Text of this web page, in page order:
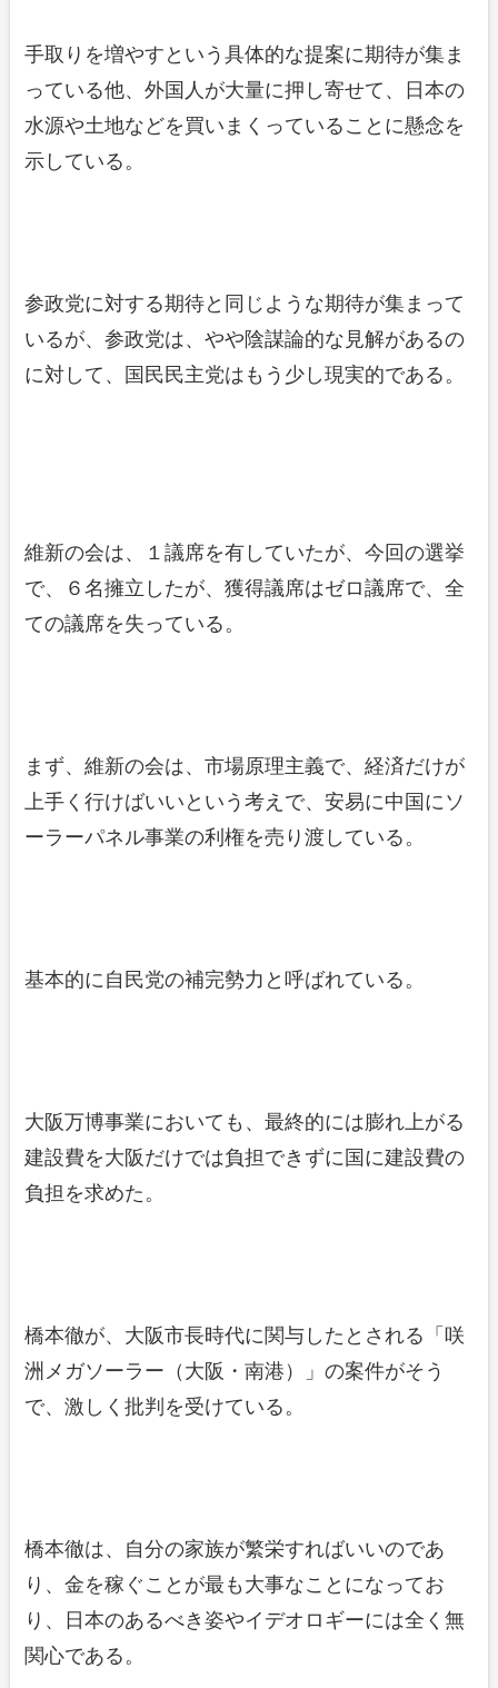
手取りを増やすという具体的な提案に期待が集ま
っている他、外国人が大量に押し寄せて、日本の
水源や土地などを買いまくっていることに懸念を
示している。
参政党に対する期待と同じような期待が集まって
いるが、参政党は、やや陰謀論的な見解があるの
に対して、国民民主党はもう少し現実的である。
維新の会は、１議席を有していたが、今回の選挙
で、６名擁立したが、獲得議席はゼロ議席で、全
ての議席を失っている。
まず、維新の会は、市場原理主義で、経済だけが
上手く行けばいいという考えで、安易に中国にソ
ーラーパネル事業の利権を売り渡している。
基本的に自民党の補完勢力と呼ばれている。
大阪万博事業においても、最終的には膨れ上がる
建設費を大阪だけでは負担できずに国に建設費の
負担を求めた。
橋本徹が、大阪市長時代に関与したとされる「咲
洲メガソーラー（大阪・南港）」の案件がそう
で、激しく批判を受けている。
橋本徹は、自分の家族が繁栄すればいいのであ
り、金を稼ぐことが最も大事なことになってお
り、日本のあるべき姿やイデオロギーには全く無
関心である。